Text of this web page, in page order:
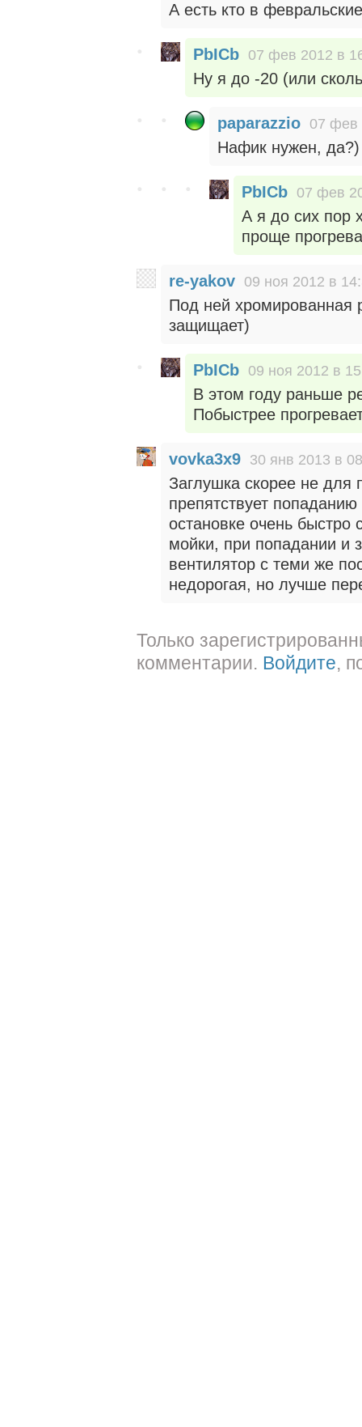
А есть кто в
PbICb 07 фев 2012 в
Ну я до -20 (или
paparazzio 07 фев
Нафик нужен, да?)
PbICb 07 фев
А я до сих пор
проще
re-yakov 09 ноя 2012 в
Под ней хромированная
защищает)
PbICb 09 ноя 2012 в
В этом году раньше
Побыстрее
vovka3x9 30 янв 2013 в
Заглушка скорее не для
препятствует
остановке очень быстро
мойки, при попадании и
вентилятор с теми же
недорогая, но лучше
Только
комментарии. Войдите,